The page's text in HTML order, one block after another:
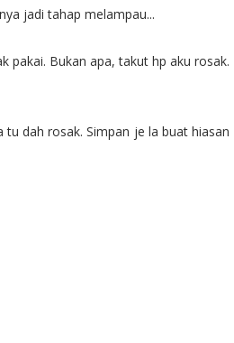
jadi tahap melampau...
pakai. Bukan apa, takut hp aku rosak.
tu dah rosak. Simpan je la buat hiasan